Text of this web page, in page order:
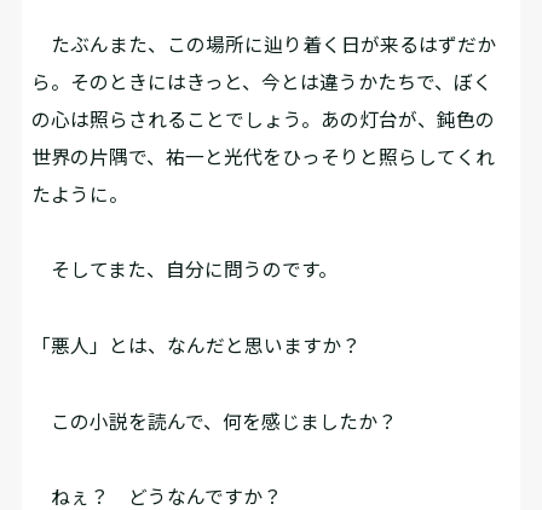
たぶんまた、この場所に辿り着く日が来るはずだか
ら。そのときにはきっと、今とは違うかたちで、ぼく
の心は照らされることでしょう。あの灯台が、鈍色の
世界の片隅で、祐一と光代をひっそりと照らしてくれ
たように。
そしてまた、自分に問うのです。
「悪人」とは、なんだと思いますか？
この小説を読んで、何を感じましたか？
ねぇ？ どうなんですか？